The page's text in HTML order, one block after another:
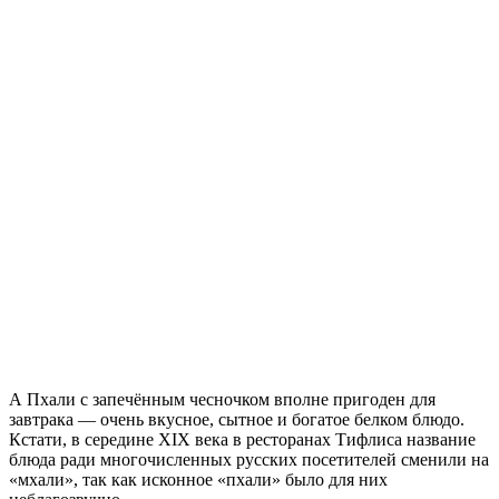
А Пхали с запечённым чесночком вполне пригоден для
завтрака — очень вкусное, сытное и богатое белком блюдо.
Кстати, в середине XIX века в ресторанах Тифлиса название
блюда ради многочисленных русских посетителей сменили на
«мхали», так как исконное «пхали» было для них